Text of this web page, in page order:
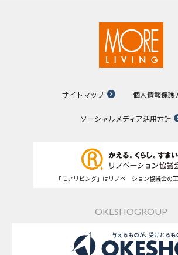
サイトマップ 個人情報保護
ソーシャルメディア活用方針
「モアリビング」はリノベーション協議会の正
OKESHOGROUP